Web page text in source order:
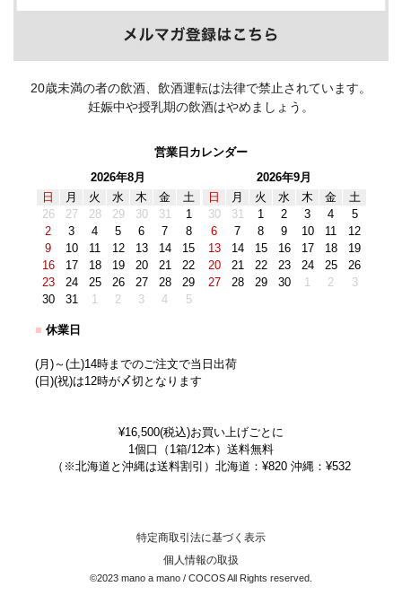
20歳未満の者の飲酒、飲酒運転は法律で禁止されています。
妊娠中や授乳期の飲酒はやめましょう。
営業日カレンダー
2026年8月
日
月 火 水 木 金
土
26
27 28 29 30 31
1
2
3 4 5 6 7
8
9
10 11 12 13 14
15
16
17 18 19 20 21
22
23
24 25 26 27 28
29
30
31 1 2 3 4 5
2026年9月
日
月 火 水 木 金
土
30
31 1 2 3 4
5
6
7 8 9 10 11
12
13
14 15 16 17 18
19
20
21 22 23 24 25
26
27
28 29 30 1 2 3
■ 休業日
(月)～(土)14時までのご注文で当日出荷
(日)(祝)は12時が〆切となります
¥16,500(税込)お買い上げごとに
1個口（1箱/12本）送料無料
（※北海道と沖縄は送料割引）北海道：¥820 沖縄：¥532
特定商取引法に基づく表示
個人情報の取扱
©2023 mano a mano / COCOS All Rights reserved.